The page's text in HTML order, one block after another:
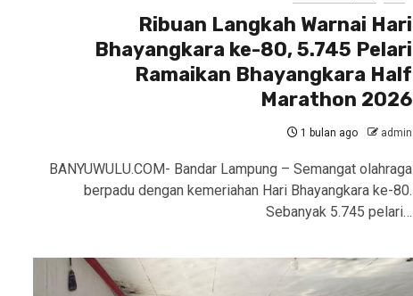
Ribuan Langkah Warnai Hari
Bhayangkara ke-80, 5.745 Pelari
Ramaikan Bhayangkara Half
Marathon 2026
1 bulan ago admin
BANYUWULU.COM- Bandar Lampung – Semangat olahraga
berpadu dengan kemeriahan Hari Bhayangkara ke-80.
Sebanyak 5.745 pelari…